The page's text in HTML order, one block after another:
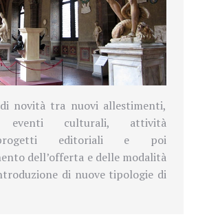
novità tra nuovi allestimenti,
eventi culturali, attività
editoriali e poi
dell’offerta e delle modalità
di nuove tipologie di